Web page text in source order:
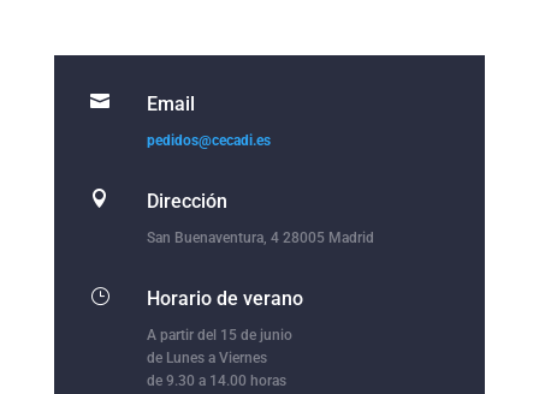
 Email
pedidos@cecadi.es
 Dirección
San Buenaventura, 4 28005 Madrid
} Horario de verano
A partir del 15 de junio
de Lunes a Viernes
de 9.30 a 14.00 horas